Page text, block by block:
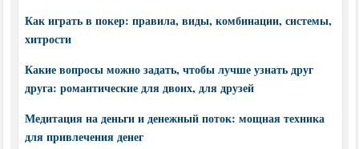
Как играть в покер: правила, виды, комбинации, системы,
хитрости
Какие вопросы можно задать, чтобы лучше узнать друг
друга: романтические для двоих, для друзей
Медитация на деньги и денежный поток: мощная техника
для привлечения денег